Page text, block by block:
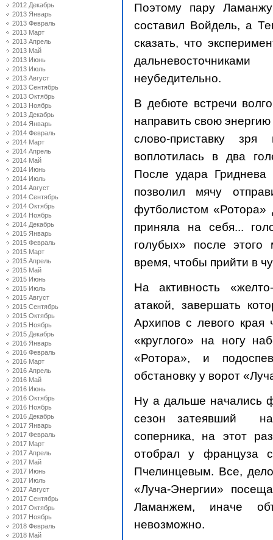
2012 Декабрь
2013 Январь
2013 Февраль
2013 Март
2013 Апрель
2013 Май
2013 Июнь
2013 Июль
2013 Август
2013 Сентябрь
2013 Октябрь
2013 Ноябрь
2013 Декабрь
2014 Январь
2014 Февраль
2014 Март
2014 Апрель
2014 Май
2014 Июнь
2014 Июль
2014 Август
2014 Сентябрь
2014 Октябрь
2014 Ноябрь
2014 Декабрь
2015 Январь
2015 Февраль
2015 Март
2015 Апрель
2015 Май
2015 Июнь
2015 Июль
2015 Август
2015 Сентябрь
2015 Октябрь
2015 Ноябрь
2015 Декабрь
2016 Январь
2016 Февраль
2016 Март
2016 Апрель
2016 Май
2016 Июнь
2016 Октябрь
2016 Ноябрь
2016 Декабрь
2017 Январь
2017 Февраль
2017 Март
2017 Апрель
2017 Май
2017 Июнь
2017 Июль
2017 Август
2017 Сентябрь
2017 Октябрь
2017 Ноябрь
2018 Февраль
2018 Май
Поэтому пару
составил Войдель, а
сказать, что
неубедительно.
В дебюте встречи
направить свою
слово-приставку
воплотилась в два
После удара
позволил мячу
футболистом
приняла на себя...
голубых» после этого
время, чтобы прийти в
На активность
атакой, завершать
Архипов с левого
«круглого» на ногу
«Ротора», и
обстановку у ворот
Ну а дальше начались
сезон затеявший
соперника, на этот
отобрал у француза
Пчелинцевым. Все,
«Луча-Энергии»
Ламанжем, иначе
невозможно.